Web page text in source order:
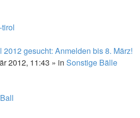
gesucht: Anmelden bis 8. März!
2012, 11:43 » in Sonstige Bälle